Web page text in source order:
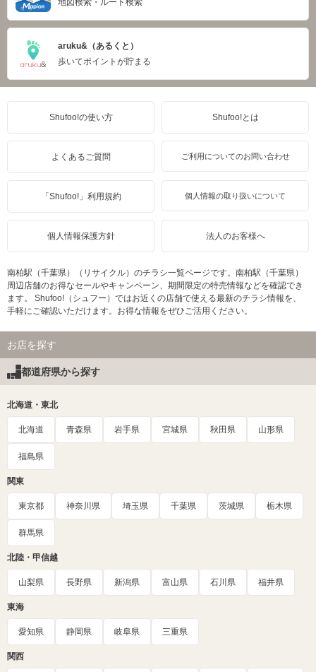
aruku&（あるくと）
歩いてポイントが貯まる
Shufoo!の使い方 Shufoo!とは
よくあるご質問 ご利用についてのお問い合わせ
「Shufoo!」利用規約 個人情報の取り扱いについて
個人情報保護方針 法人のお客様へ
南柏駅（千葉県）（リサイクル）のチラシ一覧ページです。南柏駅（千葉県）
周辺店舗のお得なセールやキャンペーン、期間限定の特売情報などを確認でき
ます。 Shufoo!（シュフー）ではお近くの店舗で使える最新のチラシ情報を、
手軽にご確認いただけます。お得な情報をぜひご活用ください。
お店を探す
都道府県から探す
北海道・東北
北海道 青森県 岩手県 宮城県 秋田県 山形県
福島県
関東
東京都 神奈川県 埼玉県 千葉県 茨城県 栃木県
群馬県
北陸・甲信越
山梨県 長野県 新潟県 富山県 石川県 福井県
東海
愛知県 静岡県 岐阜県 三重県
関西